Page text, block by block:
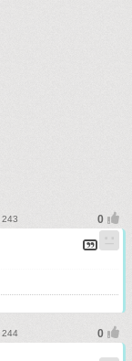
243
244